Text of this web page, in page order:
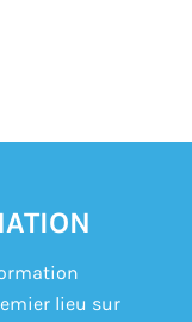
lieu sur